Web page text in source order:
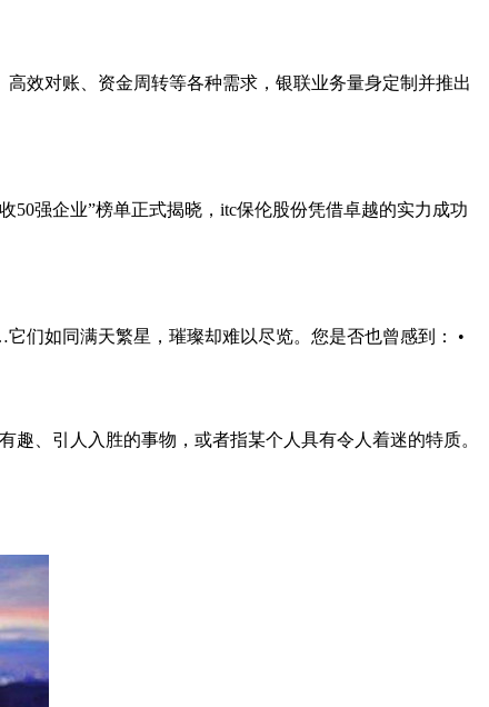
效对账、资金周转等各种需求，银联业务量身定制并推出
强企业”榜单正式揭晓，itc保伦股份凭借卓越的实力成功
们如同满天繁星，璀璨却难以尽览。您是否也曾感到： •
趣、引人入胜的事物，或者指某个人具有令人着迷的特质。